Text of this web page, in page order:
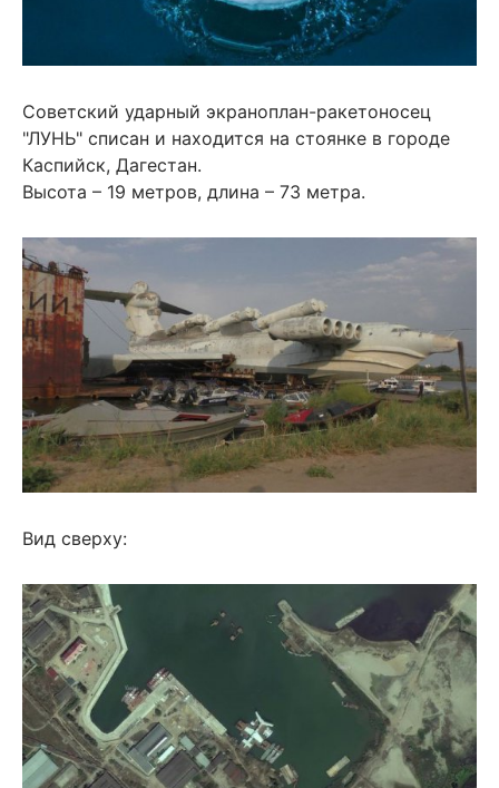
Советский ударный экраноплан-ракетоносец
"ЛУНЬ" списан и находится на стоянке в городе
Каспийск, Дагестан.
Высота – 19 метров, длина – 73 метра.
Вид сверху: